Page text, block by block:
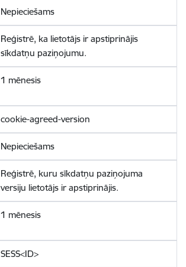
Nepieciešams
Reģistrē, ka lietotājs ir apstiprinājis
sīkdatņu paziņojumu.
1 mēnesis
cookie-agreed-version
Nepieciešams
Reģistrē, kuru sīkdatņu paziņojuma
versiju lietotājs ir apstiprinājis.
1 mēnesis
SESS<ID>